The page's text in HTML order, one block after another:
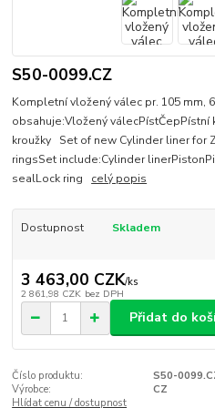
S50-0099.CZ
Kompletní vložený válec pr. 105 mm,
obsahuje:Vložený válecPístČepPístní
kroužky Set of new Cylinder liner for
ringsSet include:Cylinder
sealLock ring celý popis
Dostupnost Skladem
3 463,00 CZK/ks
2 861,98 CZK bez DPH
Přidat do
Číslo produktu:
S50-
Výrobce:
CZ
Hlídat cenu / dostupnost